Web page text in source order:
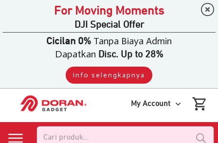
My Account
For Moving Moments
DJI Special Offer
Cicilan 0% Tanpa Biaya Admin
Dapatkan Disc. Up to 28%
Info selengkapnya